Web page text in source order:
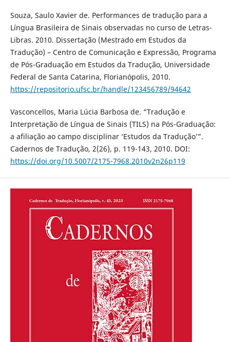
Souza, Saulo Xavier de. Performances de tradução para a
Língua Brasileira de Sinais observadas no curso de Letras-
Libras. 2010. Dissertação (Mestrado em Estudos da
Tradução) – Centro de Comunicação e Expressão, Programa
de Pós-Graduação em Estudos da Tradução, Universidade
Federal de Santa Catarina, Florianópolis, 2010.
https://repositorio.ufsc.br/handle/123456789/94642
Vasconcellos, Maria Lúcia Barbosa de. “Tradução e
Interpretação de Língua de Sinais (TILS) na Pós-Graduação:
a afiliação ao campo disciplinar ‘Estudos da Tradução’”.
Cadernos de Tradução, 2(26), p. 119-143, 2010. DOI:
https://doi.org/10.5007/2175-7968.2010v2n26p119